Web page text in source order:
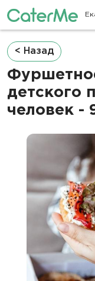
Строка
навигации
< Назад
детского
человек -